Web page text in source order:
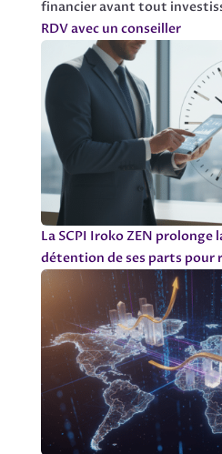
financier avant tout
RDV avec un conseiller
La SCPI Iroko ZEN prolonge
détention de ses parts pour